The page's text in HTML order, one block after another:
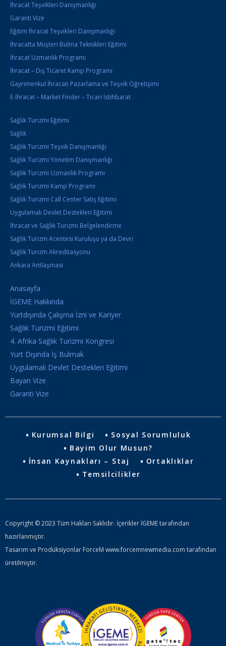
İhracat Teşvikleri Danışmanlığı
Garanti Vize
Eğitim İhracat Teşvikleri Danışmanlığı
İhracatta Müşteri Bulma Teknikleri Eğitimi
İhracat Uzmanlık Programı
İhracat – Dış Ticaret Kamp Programı
Gayrimenkul İhracatı Pazarlama ve Teşvik Öğretişimi
E-İhracat – Market Finder – Ticari İstihbarat
Sağlık Turizmi Eğitimi
Sağlık
Sağlık Turizmi Teşvik Danışmanlığı
Sağlık Turizmi Yönetim Danışmanlığı
Sağlık Turizmi Uzmanlık Programı
Sağlık Turizmi Kamp Programı
Sağlık Turizmi Call Center Satış Eğitimi
Uygulamalı Devlet Destekleri Eğitimi
İhracat ve Sağlık Turizmi Belgelendirme
Sağlık Turizm Acentesi Kuruluşu ya da Devri
Sağlık Turizm Akreditasyonu
Ankara Antlaşması
Anasayfa
İGEME Hakkında
Yurtdışında Çalışma İzni ve Kariyer
Sağlık Turizmi Eğitimi
4. Afrika Sağlık Turizmi Kongresi
Yurt Dışında İş Bulmak
Uygulamalı Devlet Destekleri Eğitimi
Bayan Vize
Garanti Vize
Kurumsal Bilgi
Sosyal Sorumluluk
Bayim Olur Musun?
İnsan Kaynakları – Staj
Ortaklıklar
Temsilcilikler
Copyright © 2023 Tüm Hakları Saklıdır. İçerikler İGEME tarafından
hazırlanmıştır.
Tasarım ve Prodüksiyonlar ForceM www.forcemnewmedia.com tarafından
üretilmiştir.